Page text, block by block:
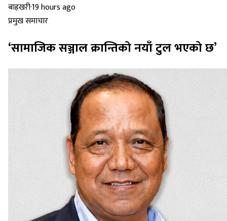
बाह्रखरी·19 hours ago
प्रमुख समाचार
‘सामाजिक सञ्जाल क्रान्तिको नयाँ टुल भएको छ’